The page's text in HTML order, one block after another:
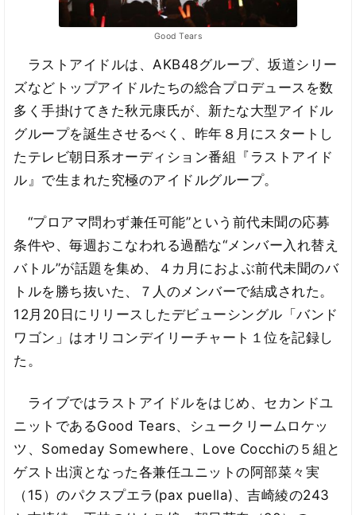
Good Tears
ラストアイドルは、AKB48グループ、坂道シリー
ズなどトップアイドルたちの総合プロデュースを数
多く手掛けてきた秋元康氏が、新たな大型アイドル
グループを誕生させるべく、昨年８月にスタートし
たテレビ朝日系オーディション番組『ラストアイド
ル』で生まれた究極のアイドルグループ。
“プロアマ問わず兼任可能”という前代未聞の応募
条件や、毎週おこなわれる過酷な“メンバー入れ替え
バトル”が話題を集め、４カ月におよぶ前代未聞のバ
トルを勝ち抜いた、７人のメンバーで結成された。
12月20日にリリースしたデビューシングル「バンド
ワゴン」はオリコンデイリーチャート１位を記録し
た。
ライブではラストアイドルをはじめ、セカンドユ
ニットであるGood Tears、シュークリームロケッ
ツ、Someday Somewhere、Love Cocchiの５組と
ゲスト出演となった各兼任ユニットの阿部菜々実
（15）のパクスプエラ(pax puella)、吉崎綾の243